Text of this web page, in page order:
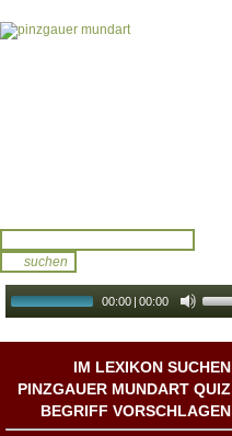
00:00 | 00:00
IM LEXIKON SUCHEN
PINZGAUER MUNDART QUIZ
BEGRIFF VORSCHLAGEN